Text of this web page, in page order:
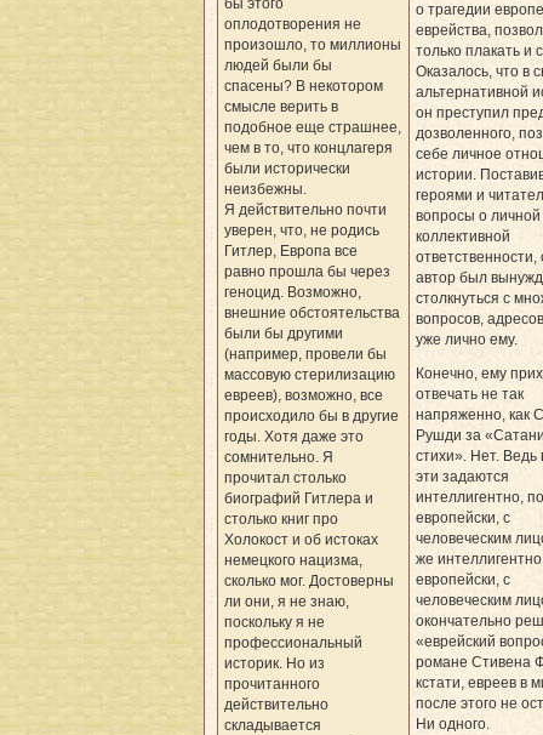
оплодотворения не
произошло, то миллионы
людей были бы
спасены? В некотором
смысле верить в
подобное еще страшнее,
чем в то, что концлагеря
были исторически
неизбежны.
Я действительно почти
уверен, что, не родись
Гитлер, Европа все
равно прошла бы через
геноцид. Возможно,
внешние обстоятельства
были бы другими
(например, провели бы
массовую стерилизацию
евреев), возможно, все
происходило бы в другие
годы. Хотя даже это
сомнительно. Я
прочитал столько
биографий Гитлера и
столько книг про
Холокост и об истоках
немецкого нацизма,
сколько мог. Достоверны
ли они, я не знаю,
поскольку я не
профессиональный
историк. Но из
прочитанного
действительно
складывается
о трагедии
еврейства,
только плакать и
Оказалось, что в
альтернативной
он преступил
дозволенного,
себе личное
истории.
героями и
вопросы о личной
коллективной
ответственности,
автор был
столкнуться с
вопросов,
уже лично ему.
Конечно, ему
отвечать не так
напряженно, как
Рушди за
стихи». Нет. Ведь
эти задаются
интеллигентно,
европейски, с
человеческим
же
европейски, с
человеческим
окончательно
«еврейский
романе Стивена
кстати, евреев в
после этого не
Ни одного.